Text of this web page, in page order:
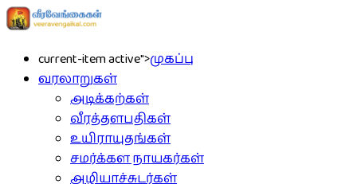
current-item active">முகப்பு
வரலாறுகள்
அடிக்கற்கள்
வீரத்தளபதிகள்
உயிராயுதங்கள்
சமர்க்கள நாயகர்கள்
அழியாச்சுடர்கள்